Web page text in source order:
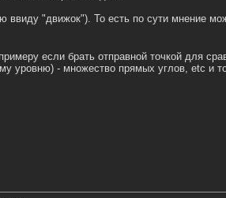
"движок"). То есть по сути мнение
если брать отправной точкой для
уровню) - множество прямых углов, etc и